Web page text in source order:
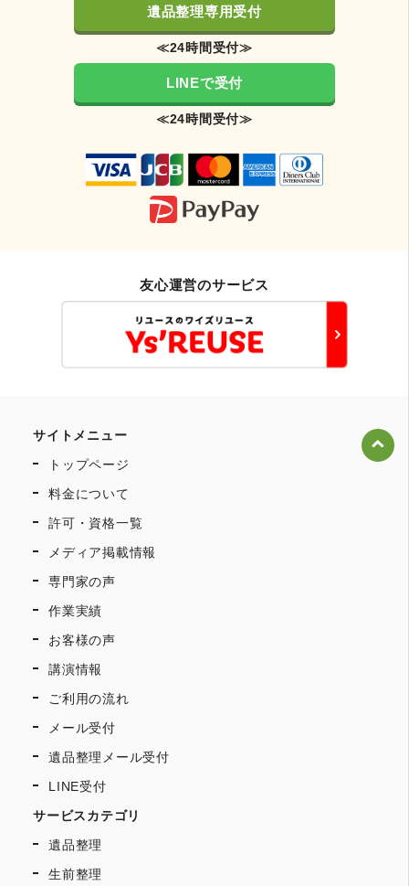
遺品整理専用受付
≪24時間受付≫
LINEで受付
≪24時間受付≫
友心運営のサービス
サイトメニュー
トップページ
料金について
許可・資格一覧
メディア掲載情報
専門家の声
作業実績
お客様の声
講演情報
ご利用の流れ
メール受付
遺品整理メール受付
LINE受付
サービスカテゴリ
遺品整理
生前整理